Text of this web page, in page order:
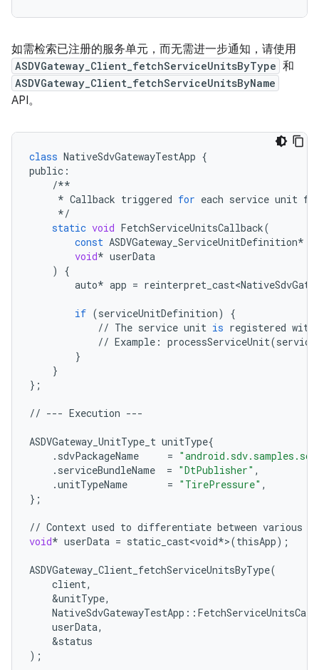
如需检索已注册的服务单元，而无需进一步通知，请使用
ASDVGateway_Client_fetchServiceUnitsByType 和
ASDVGateway_Client_fetchServiceUnitsByName
API。
class NativeSdvGatewayTestApp {
public :
/**
* Callback triggered for each service unit
*/
static void FetchServiceUnitsCallback(
const ASDVGateway_ServiceUnitDefinition*
void* userData
)
{
auto* app =
if (serviceUnitDefinition)
{
// The service unit is registered with
// Example : processServiceUnit(
}
}
};
// --- Execution ---
ASDVGateway_UnitType_t unitType{
. sdvPackageName =
. serviceBundleName = "DtPublisher" ,
.unitTypeName = "TirePressure" ,
};
// Context used to differentiate between various
void* userData = static_cast<void*>(thisApp);
ASDVGateway_Client_fetchServiceUnitsByType(
client,
&unitType,
NativeSdvGatewayTestApp ::
userData,
&status
);